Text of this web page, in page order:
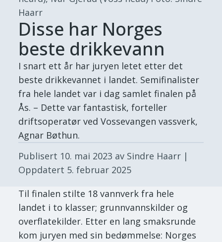
Haarr
Disse har Norges
beste drikkevann
I snart ett år har juryen letet etter det
beste drikkevannet i landet. Semifinalister
fra hele landet var i dag samlet finalen på
Ås. – Dette var fantastisk, forteller
driftsoperatør ved Vossevangen vassverk,
Agnar Bøthun.
Publisert 10. mai 2023 av Sindre Haarr |
Oppdatert 5. februar 2025
Til finalen stilte 18 vannverk fra hele
landet i to klasser; grunnvannskilder og
overflatekilder. Etter en lang smaksrunde
kom juryen med sin bedømmelse: Norges